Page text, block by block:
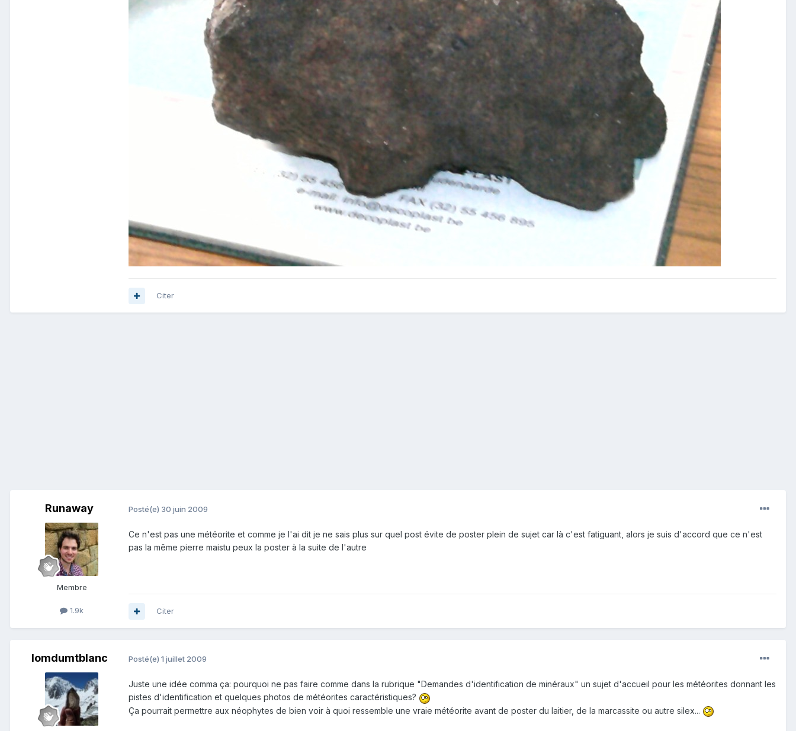
Citer
Runaway
Membre
1.9k
Posté(e) 30 juin 2009
Ce n'est pas une météorite et comme je l'ai dit je ne sais plus sur quel post évite de poster plein de sujet car là c'est fatiguant, alors je suis d'accord que ce n'est
pas la même pierre maistu peux la poster à la suite de l'autre
Citer
lomdumtblanc Posté(e) 1 juillet 2009
Juste une idée comma ça: pourquoi ne pas faire comme dans la rubrique "Demandes d'identification de minéraux" un sujet d'accueil pour les météorites donnant les
pistes d'identification et quelques photos de météorites caractéristiques?
Ça pourrait permettre aux néophytes de bien voir à quoi ressemble une vraie météorite avant de poster du laitier, de la marcassite ou autre silex...